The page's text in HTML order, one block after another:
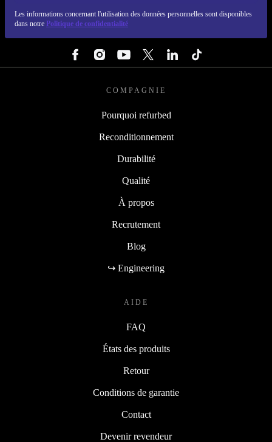
Les informations concernant l'utilisation des données personnelles sont disponibles
dans notre Politique de confidentialité
COMPAGNIE
Pourquoi refurbed
Reconditionnement
Durabilité
Qualité
À propos
Recrutement
Blog
↪ Engineering
AIDE
FAQ
États des produits
Retour
Conditions de garantie
Contact
Devenir revendeur